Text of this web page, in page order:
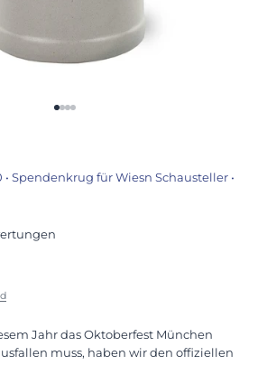
Spendenkrug für Wiesn Schausteller •
Jahr das Oktoberfest München
muss, haben wir den offiziellen